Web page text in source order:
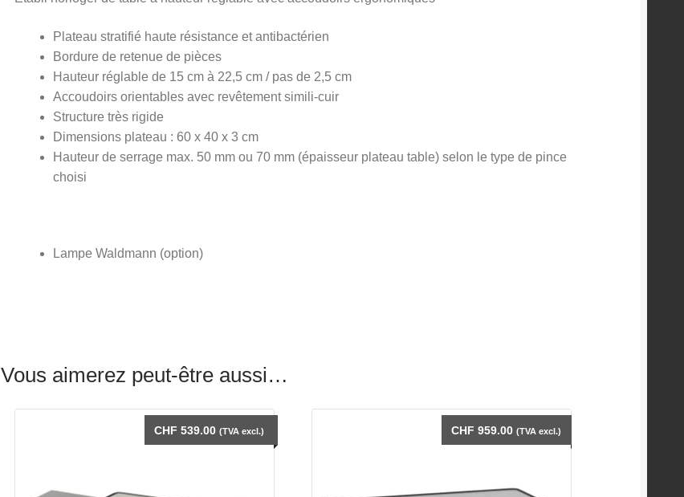
Plateau stratifié haute résistance et antibactérien
Bordure de retenue de pièces
Hauteur réglable de 15 cm à 22,5 cm / pas de 2,5 cm
Accoudoirs orientables avec revêtement simili-cuir
Structure très rigide
Dimensions plateau : 60 x 40 x 3 cm
Hauteur de serrage max. 50 mm ou 70 mm (épaisseur plateau table) selon le type de pince
choisi
Lampe Waldmann (option)
Vous aimerez peut-être aussi…
CHF 539.00 (TVA excl.) CHF 959.00 (TVA excl.)